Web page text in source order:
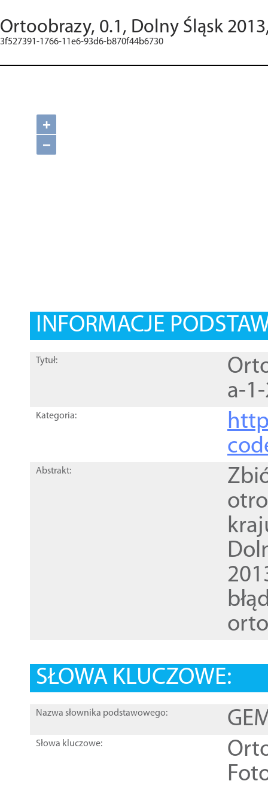
Ortoobrazy, 0.1, Dolny Śląsk
3f527391-1766-11e6-93d6-b870f44b6730
+
−
INFORMACJE
Tytuł:
a-
Kategoria:
Abstrakt:
SŁOWA KLUCZOWE:
Nazwa słownika podstawowego:
Słowa kluczowe: